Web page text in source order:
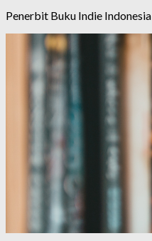
Penerbit Buku Indie Indonesia